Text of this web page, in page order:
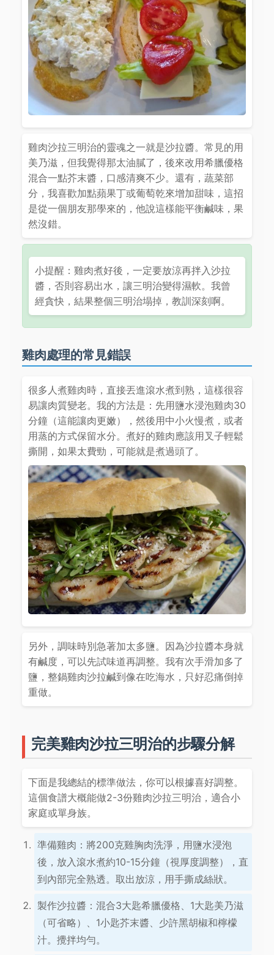
雞肉沙拉三明治的靈魂之一就是沙拉醬。常見的用
美乃滋，但我覺得那太油膩了，後來改用希臘優格
混合一點芥末醬，口感清爽不少。還有，蔬菜部
分，我喜歡加點蘋果丁或葡萄乾來增加甜味，這招
是從一個朋友那學來的，他說這樣能平衡鹹味，果
然沒錯。
小提醒：雞肉煮好後，一定要放涼再拌入沙拉
醬，否則容易出水，讓三明治變得濕軟。我曾
經貪快，結果整個三明治塌掉，教訓深刻啊。
雞肉處理的常見錯誤
很多人煮雞肉時，直接丟進滾水煮到熟，這樣很容
易讓肉質變老。我的方法是：先用鹽水浸泡雞肉30
分鐘（這能讓肉更嫩），然後用中小火慢煮，或者
用蒸的方式保留水分。煮好的雞肉應該用叉子輕鬆
撕開，如果太費勁，可能就是煮過頭了。
另外，調味時別急著加太多鹽。因為沙拉醬本身就
有鹹度，可以先試味道再調整。我有次手滑加多了
鹽，整鍋雞肉沙拉鹹到像在吃海水，只好忍痛倒掉
重做。
完美雞肉沙拉三明治的步驟分解
下面是我總結的標準做法，你可以根據喜好調整。
這個食譜大概能做2-3份雞肉沙拉三明治，適合小
家庭或單身族。
準備雞肉：將200克雞胸肉洗淨，用鹽水浸泡
後，放入滾水煮約10-15分鐘（視厚度調整），直
到內部完全熟透。取出放涼，用手撕成絲狀。
製作沙拉醬：混合3大匙希臘優格、1大匙美乃滋
（可省略）、1小匙芥末醬、少許黑胡椒和檸檬
汁。攪拌均勻。